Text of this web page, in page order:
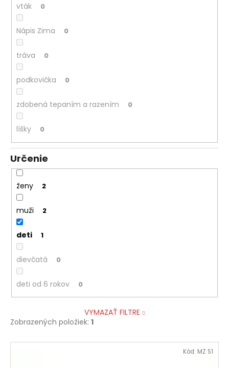
vták 0
Nápis Zima 0
tráva 0
podkovička 0
zdobená tepaním a razením 0
líšky 0
Určenie
ženy 2
muži 2
deti 1
dievčatá 0
deti od 6 rokov 0
VYMAZAŤ FILTRE
Zobrazených položiek: 1
V Kód: MZ S1